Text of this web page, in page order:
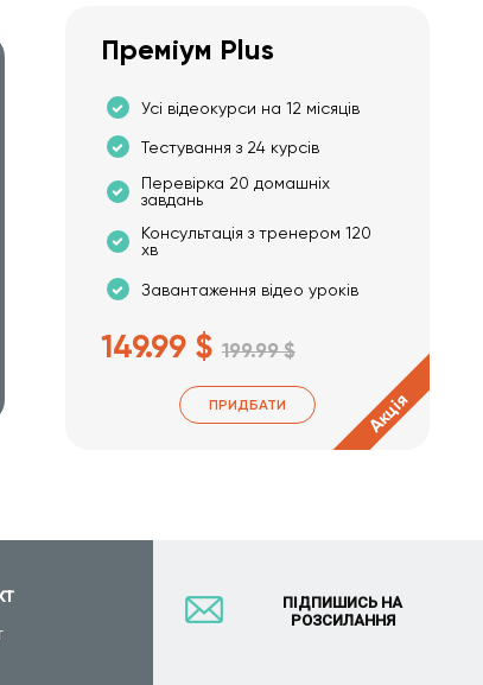
Преміум Plus
Усі відеокурси на 12 місяців
Тестування з 24 курсів
Перевірка 20 домашніх
завдань
Консультація з тренером 120
хв
Завантаження відео уроків
149.99 $ 199.99 $
ПРИДБАТИ Акція
ПІДПИШИСЬ НА
РОЗСИЛАННЯ